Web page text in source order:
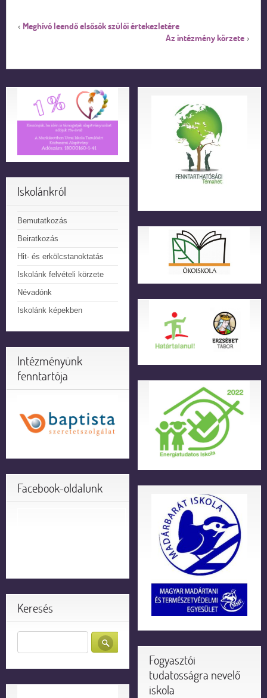
‹ Meghívó leendő elsősök szülői értekezletére
Az intézmény körzete ›
Iskolánkról
Bemutatkozás
Beiratkozás
Hit- és erkölcstanoktatás
Iskolánk felvételi körzete
Névadónk
Iskolánk képekben
Intézményünk
fenntartója
Facebook-oldalunk
Keresés
Fogyasztói
tudatosságra nevelő
iskola